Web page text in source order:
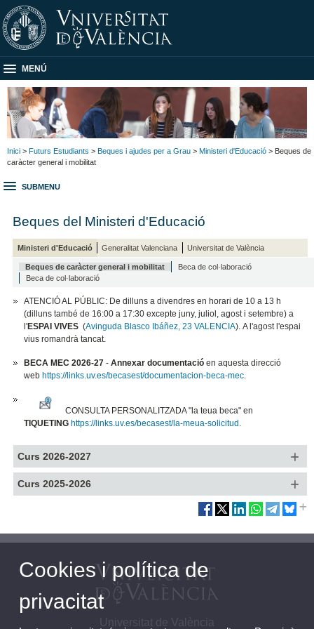
MENÚ
Inici > Futurs Estudiants > Beques i ajudes per a Grau > Ministeri d'Educació > Beques de
caràcter general i mobilitat
SUBMENU
Beques del Ministeri d'Educació
Ministeri d'Educació Generalitat Valenciana Universitat de València
Beques de caràcter general i mobilitat
Beca de col·laboració
Beca de col·laboració
ATENCIÓ AL PÚBLIC: De dilluns a divendres en horari de 10 a 13 h
(dilluns també de 16:00 a 17:30 excepte juny, juliol, agost i setembre) a
l'ESPAI VIVES(Avinguda Blasco Ibáñez, 23 VALENCIA). A l'agost l'espai
vius romandrà tancat.
BECA MEC 2026-27 -Annexar documentació en aquesta direcció
web https://links.uv.es/becasest/documentacion-beca-mec.
CONSULTA PERSONALITZADA "la teua beca" en
TIQUETING https://links.uv.es/becasest/la-meua-solicitud .
Curs 2026-2027
Curs 2025-2026
Universitat de València
Cookies i política de
privacitat